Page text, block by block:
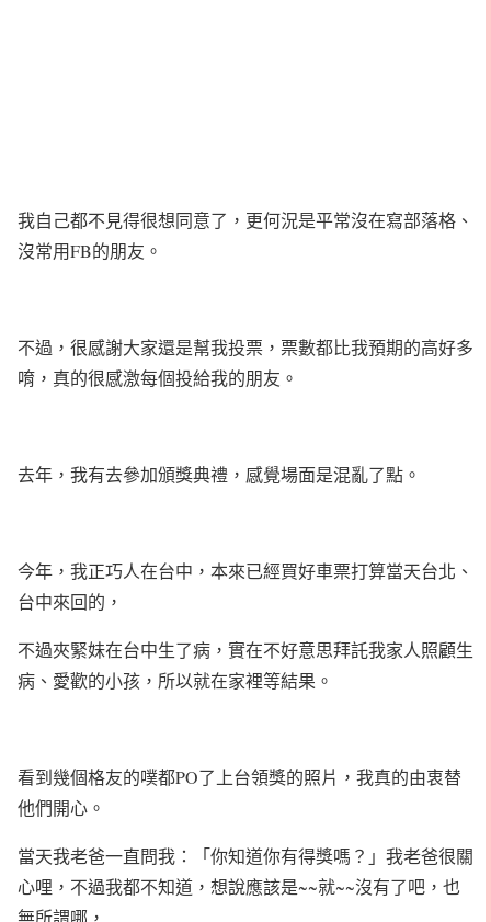
我自己都不見得很想同意了，更何況是平常沒在寫部落格、
沒常用FB的朋友。
不過，很感謝大家還是幫我投票，票數都比我預期的高好多
唷，真的很感激每個投給我的朋友。
去年，我有去參加頒獎典禮，感覺場面是混亂了點。
今年，我正巧人在台中，本來已經買好車票打算當天台北、
台中來回的，
不過夾緊妹在台中生了病，實在不好意思拜託我家人照顧生
病、愛歡的小孩，所以就在家裡等結果。
看到幾個格友的噗都PO了上台領獎的照片，我真的由衷替
他們開心。
當天我老爸一直問我：「你知道你有得獎嗎？」我老爸很關
心哩，不過我都不知道，想說應該是~~就~~沒有了吧，也
無所謂哪，